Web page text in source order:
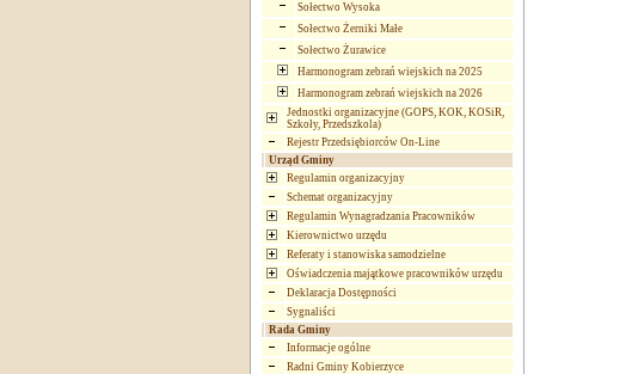
Sołectwo Wysoka
Sołectwo Żerniki Małe
Sołectwo Żurawice
Harmonogram zebrań wiejskich na 2025
Harmonogram zebrań wiejskich na 2026
Jednostki organizacyjne (GOPS, KOK, KOSiR,
Szkoły, Przedszkola)
Rejestr Przedsiębiorców On-Line
Urząd Gminy
Regulamin organizacyjny
Schemat organizacyjny
Regulamin Wynagradzania Pracowników
Kierownictwo urzędu
Referaty i stanowiska samodzielne
Oświadczenia majątkowe pracowników urzędu
Deklaracja Dostępności
Sygnaliści
Rada Gminy
Informacje ogólne
Radni Gminy Kobierzyce